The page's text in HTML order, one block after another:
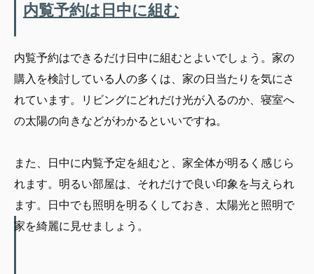
内覧予約は日中に組む
内覧予約はできるだけ日中に組むとよいでしょう。家の
購入を検討している人の多くは、家の日当たりを気にさ
れています。リビングにどれだけ光が入るのか、寝室へ
の太陽の向きなどがわかるといいですね。
また、日中に内覧予定を組むと、家全体が明るく感じら
れます。明るい部屋は、それだけで良い印象を与えられ
ます。日中でも照明を明るくしておき、太陽光と照明で
家を綺麗に見せましょう。